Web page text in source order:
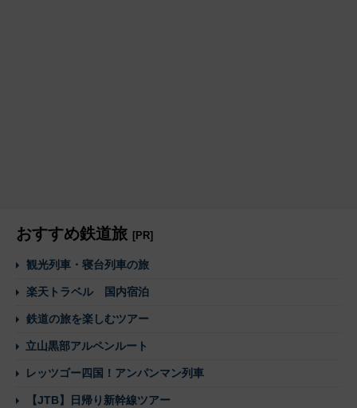
おすすめ鉄道旅 [PR]
観光列車・寝台列車の旅
楽天トラベル 国内宿泊
鉄道の旅を楽しむツアー
立山黒部アルペンルート
レッツゴー四国！アンパンマン列車
【JTB】日帰り新幹線ツアー